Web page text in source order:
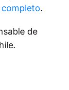
.
de